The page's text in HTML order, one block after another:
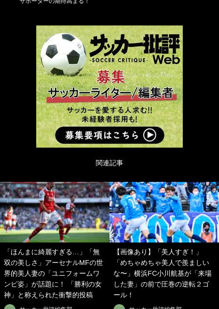
関連記事
「ほんまに綺麗すぎる…」「無
双の美しさ」アーセナルMFの世
界的美人妻の「ユニフォームワ
ンピ姿」が話題に！ 「勝利の女
神」と称えられた衝撃的投稿
【画像あり】「美人すぎ！」
「めちゃめちゃ美人で羨ましい
な〜」横浜FC小川航基が「来場
した妻」の前で圧巻の逆転２ゴ
ール！